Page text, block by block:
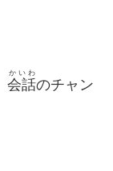
会話
かいわ
のチャン